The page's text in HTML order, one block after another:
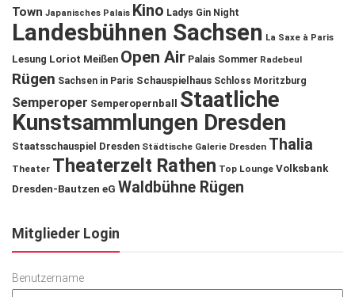
Town Japanisches Palais Kino Ladys Gin Night
Landesbühnen Sachsen La Saxe à Paris
Lesung Loriot Meißen Open Air Palais Sommer Radebeul
Rügen Sachsen in Paris Schauspielhaus Schloss Moritzburg
Semperoper Semperopernball
Staatliche
Kunstsammlungen Dresden
Staatsschauspiel Dresden Städtische Galerie Dresden Thalia
Theater Theaterzelt Rathen Top Lounge Volksbank
Dresden-Bautzen eG Waldbühne Rügen
Mitglieder Login
Benutzername